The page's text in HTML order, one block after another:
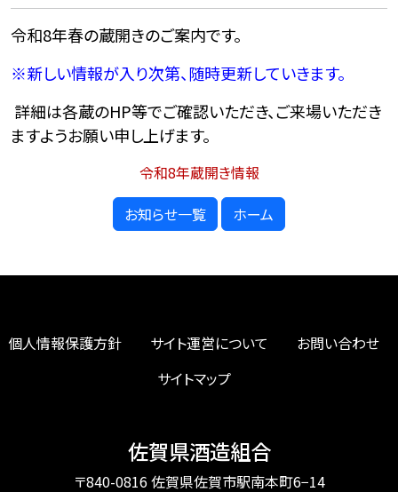
令和8年春の蔵開きのご案内です。
※新しい情報が入り次第、随時更新していきます。
詳細は各蔵のHP等でご確認いただき、ご来場いただき
ますようお願い申し上げます。
令和8年蔵開き情報
お知らせ一覧
ホーム
個人情報保護方針 サイト運営について
お問い合わせ
サイトマップ
佐賀県酒造組合
〒840-0816 佐賀県佐賀市駅南本町6−14